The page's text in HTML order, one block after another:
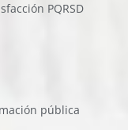
PQRSD
pública